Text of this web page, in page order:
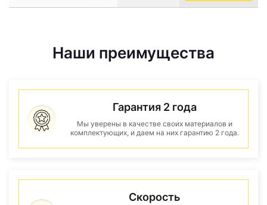
Наши преимущества
Гарантия 2 года
Мы уверены в качестве своих материалов и
комплектующих, и даем на них гарантию 2 года.
Скорость